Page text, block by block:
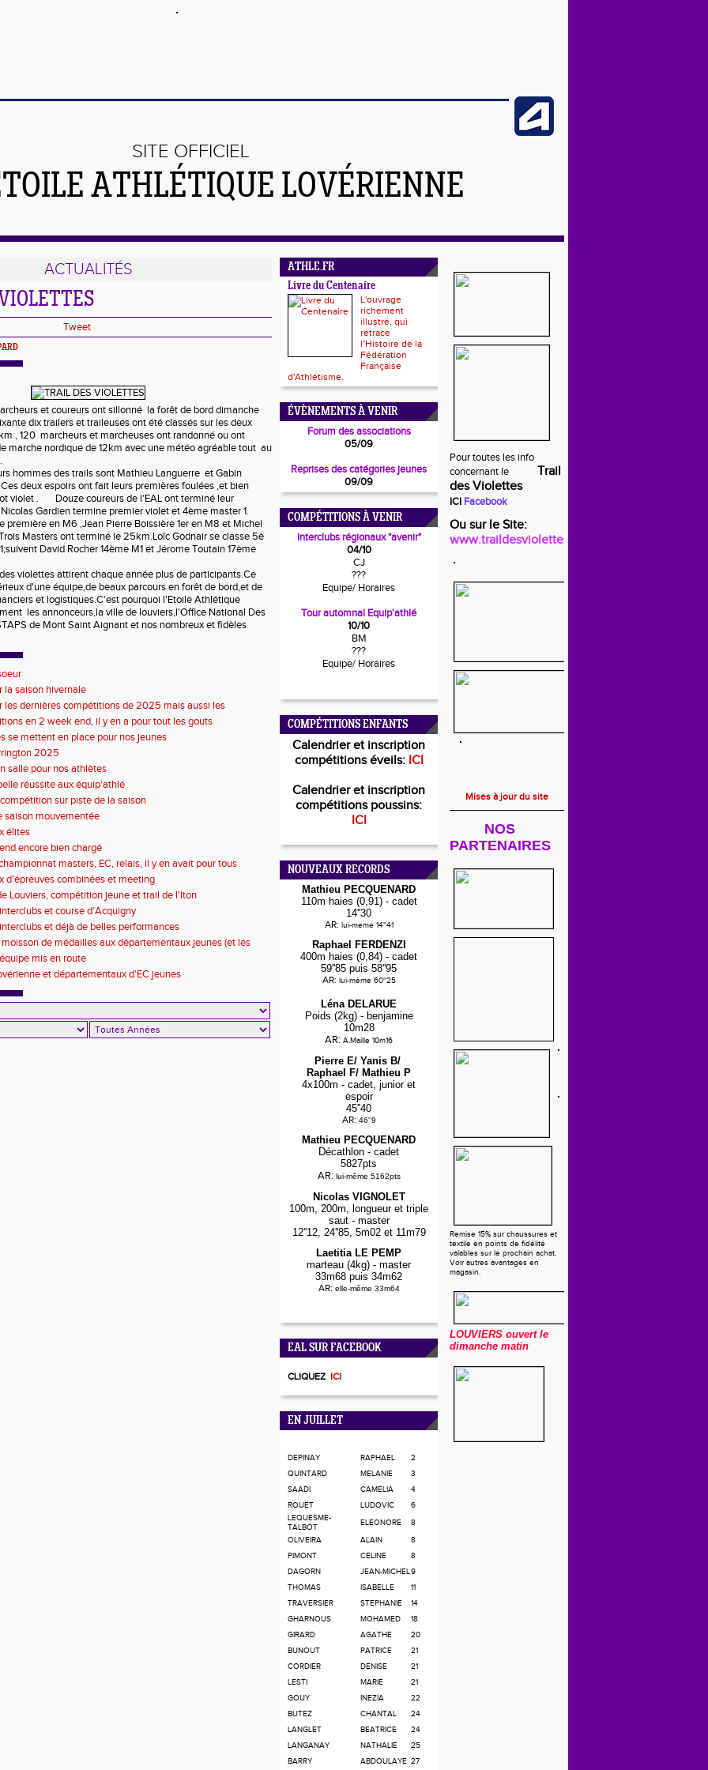
SITE OFFICIEL
ATHLÉTIQUE LOVÉRIENNE
ACTUALITÉS
Tweet
et coureurs ont sillonné la forêt de bord dimanche
dix trailers et traileuses ont été classés sur les deux
, 120 marcheurs et marcheuses ont randonné ou ont
marche nordique de 12km avec une météo agréable tout au
hommes des trails sont Mathieu Languerre et Gabin
deux espoirs ont fait leurs premières foulées ,et bien
violet . Douze coureurs de l'EAL ont terminé leur
Gardien termine premier violet et 4ème master 1.
première en M6 ,Jean Pierre Boissière 1er en M8 et Michel
Masters ont terminé le 25km.Loîc Godnair se classe 5è
David Rocher 14ème M1 et Jérome Toutain 17ème
violettes attirent chaque année plus de participants.Ce
d'une équipe,de beaux parcours en forêt de bord,et de
et logistiques.C'est pourquoi l'Etoile Athlétique
les annonceurs,la ville de louviers,l'Office National Des
de Mont Saint Aignant et nos nombreux et fidèles
la saison hivernale
les dernières compétitions de 2025 mais aussi les
de 2026en 2 week end, il y en a pour tout les gouts
se mettent en place pour nos jeunes
2025
salle pour nos athlètes
réussite aux équip'athlé
sur piste de la saison
saison mouvementée
élites
encore bien chargé
masters, EC, relais, il y en avait pour tous
d'épreuves combinées et meeting
Louviers, compétition jeune et trail de l'Iton
et course d'Acquigny
et déjà de belles performances
de médailles aux départementaux jeunes (et les
mis en route
et départementaux d'EC jeunes
ATHLE.FR
Livre du Centenaire
L'ouvrage
richement
illustré, qui
retrace
l’Histoire de la
Fédération
Française
d'Athlétisme.
ÉVÈNEMENTS À VENIR
Forum des associations
05/09
Reprises des catégories jeunes
09/09
COMPÉTITIONS À VENIR
Interclubs régionaux "avenir"
04/10
CJ
???
Equipe/ Horaires
Tour automnal Equip'athlé
10/10
BM
???
Equipe/ Horaires
COMPÉTITIONS ENFANTS
Calendrier et inscription
compétitions éveils: ICI
Calendrier et inscription
compétitions poussins:
ICI
NOUVEAUX RECORDS
Mathieu PECQUENARD
110m haies (0,91) - cadet
14''30
AR: lui-meme 14''41
Raphael FERDENZI
400m haies (0,84) - cadet
59''85 puis 58''95
AR: lui-même 60''25
Léna DELARUE
Poids (2kg) - benjamine
10m28
AR: A.Maille 10m16
Pierre E/ Yanis B/
Raphael F/ Mathieu P
4x100m - cadet, junior et
espoir
45''40
AR: 46''9
Mathieu PECQUENARD
Décathlon - cadet
5827pts
AR: lui-même 5162pts
Nicolas VIGNOLET
100m, 200m, longueur et triple
saut - master
12''12, 24''85, 5m02 et 11m79
Laetitia LE PEMP
marteau (4kg) - master
33m68 puis 34m62
AR: elle-même 33m64
EAL SUR FACEBOOK
CLIQUEZ ICI
EN JUILLET
DEPINAY RAPHAEL
2
QUINTARD
MELANIE
3
SAADI
CAMELIA
4
ROUET
LUDOVIC
6
LEQUESME-
TALBOT
ELEONORE
8
OLIVEIRA
ALAIN
8
PIMONT
CELINE
8
DAGORN
JEAN-MICHEL9
THOMAS
ISABELLE
11
TRAVERSIER
STEPHANIE
14
GHARNOUS
MOHAMED
18
GIRARD
AGATHE
20
BUNOUT
PATRICE
21
CORDIER
DENISE
21
LESTI
MARIE
21
GOUY
INEZIA
22
BUTEZ
CHANTAL
24
LANGLET
BEATRICE
24
LANGANAY
NATHALIE
25
BARRY
ABDOULAYE 27
Pour toutes les info
concernant le Trail
des Violettes
ICI Facebook
Ou sur le Site:
www.traildesviolettes.fr
Mises à jour du site
NOS
PARTENAIRES
Remise 15% sur chaussures et
textile en points de fidélité
valables sur le prochain achat.
Voir autres avantages en
magasin.
LOUVIERS ouvert le
dimanche matin